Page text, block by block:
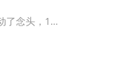
了念头，1…